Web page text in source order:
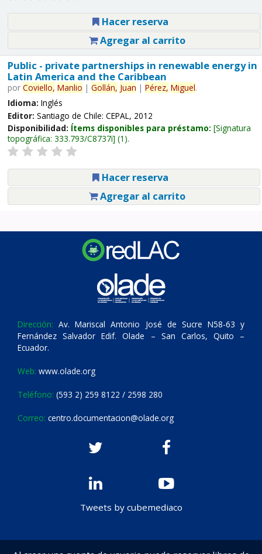
Hacer reserva
Agregar al carrito
Public - private partnerships in renewable energy in
Latin America and the Caribbean
por Coviello, Manlio | Gollán, Juan | Pérez, Miguel.
Idioma: Inglés
Editor: Santiago de Chile: CEPAL, 2012
Disponibilidad: Ítems disponibles para préstamo: Signatura
topográfica: 333.793/C8737i (1).
Hacer reserva
Agregar al carrito
Dirección: Av. Mariscal Antonio José de Sucre N58-63 y
Fernández Salvador Edif. Olade – San Carlos, Quito –
Ecuador.
Web: www.olade.org
Teléfono: (593 2) 259 8122 / 2598 280
Correo: centro.documentacion@olade.org
Tweets by cubemediaco